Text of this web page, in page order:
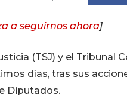
a seguirnos ahora]
(TSJ) y el Tribunal
días, tras sus
Diputados.